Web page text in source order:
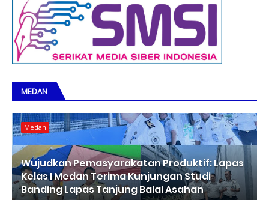
MEDAN
Medan
Wujudkan Pemasyarakatan Produktif: Lapas
Kelas I Medan Terima Kunjungan Studi
Banding Lapas Tanjung Balai Asahan